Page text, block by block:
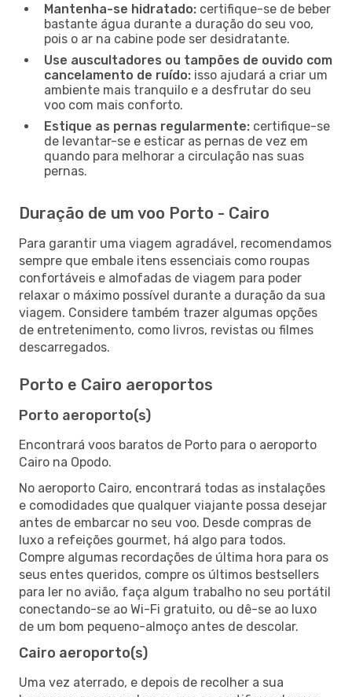
Mantenha-se hidratado: certifique-se de beber
bastante água durante a duração do seu voo,
pois o ar na cabine pode ser desidratante.
Use auscultadores ou tampões de ouvido com
cancelamento de ruído: isso ajudará a criar um
ambiente mais tranquilo e a desfrutar do seu
voo com mais conforto.
Estique as pernas regularmente: certifique-se
de levantar-se e esticar as pernas de vez em
quando para melhorar a circulação nas suas
pernas.
Duração de um voo Porto - Cairo
Para garantir uma viagem agradável, recomendamos
sempre que embale itens essenciais como roupas
confortáveis e almofadas de viagem para poder
relaxar o máximo possível durante a duração da sua
viagem. Considere também trazer algumas opções
de entretenimento, como livros, revistas ou filmes
descarregados.
Porto e Cairo aeroportos
Porto aeroporto(s)
Encontrará voos baratos de Porto para o aeroporto
Cairo na Opodo.
No aeroporto Cairo, encontrará todas as instalações
e comodidades que qualquer viajante possa desejar
antes de embarcar no seu voo. Desde compras de
luxo a refeições gourmet, há algo para todos.
Compre algumas recordações de última hora para os
seus entes queridos, compre os últimos bestsellers
para ler no avião, faça algum trabalho no seu portátil
conectando-se ao Wi-Fi gratuito, ou dê-se ao luxo
de um bom pequeno-almoço antes de descolar.
Cairo aeroporto(s)
Uma vez aterrado, e depois de recolher a sua